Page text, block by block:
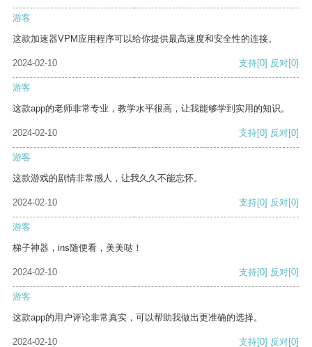
游客
这款加速器VPM应用程序可以给你提供最高速度和安全性的连接。
2024-02-10 支持[0] 反对[0]
游客
这款app的老师非常专业，教学水平很高，让我能够学到实用的知识。
2024-02-10 支持[0] 反对[0]
游客
这款游戏的剧情非常感人，让我久久不能忘怀。
2024-02-10 支持[0] 反对[0]
游客
梯子神器，ins随便看，美美哒！
2024-02-10 支持[0] 反对[0]
游客
这款app的用户评论非常真实，可以帮助我做出更准确的选择。
2024-02-10 支持[0] 反对[0]